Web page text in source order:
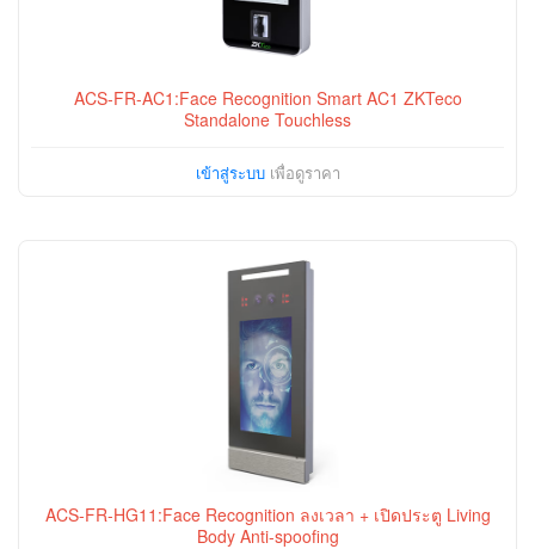
ACS-FR-AC1:Face Recognition Smart AC1 ZKTeco
Standalone Touchless
เข้าสู่ระบบเพื่อดูราคา
ACS-FR-HG11:Face Recognition ลงเวลา + เปิดประตู Living
Body Anti-spoofing